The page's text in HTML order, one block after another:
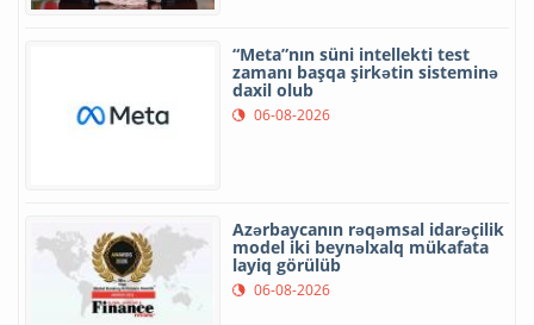
“Meta”nın süni intellekti test
zamanı başqa şirkətin sisteminə
daxil olub
06-08-2026
Azərbaycanın rəqəmsal idarəçilik
model iki beynəlxalq mükafata
layiq görülüb
06-08-2026